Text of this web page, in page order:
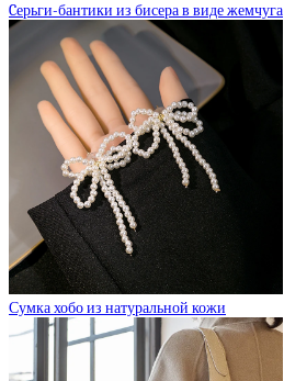
Cерьги-бантики из бисера в виде жемчуга
Сумка хобо из натуральной кожи